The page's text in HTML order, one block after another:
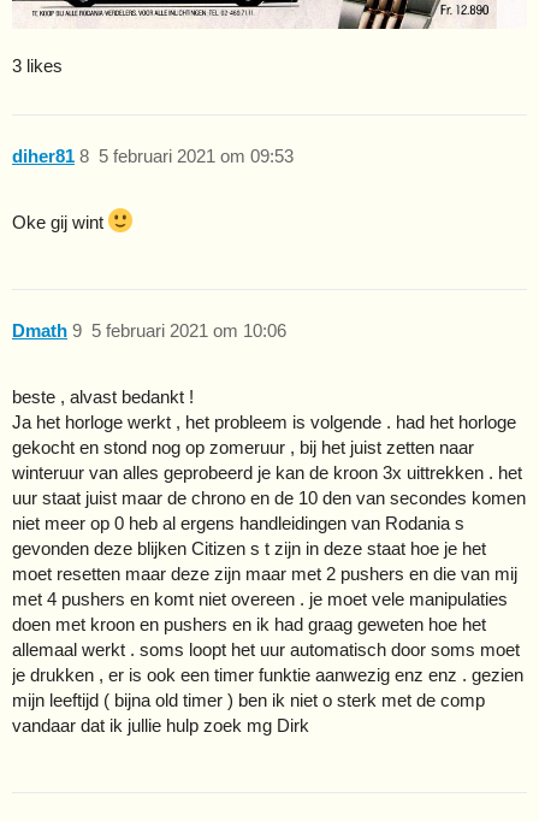
3 likes
diher81 5 februari 2021 om 09:53
8
Oke gij wint
Dmath 5 februari 2021 om 10:06
9
beste , alvast bedankt !
Ja het horloge werkt , het probleem is volgende . had het horloge
gekocht en stond nog op zomeruur , bij het juist zetten naar
winteruur van alles geprobeerd je kan de kroon 3x uittrekken . het
uur staat juist maar de chrono en de 10 den van secondes komen
niet meer op 0 heb al ergens handleidingen van Rodania s
gevonden deze blijken Citizen s t zijn in deze staat hoe je het
moet resetten maar deze zijn maar met 2 pushers en die van mij
met 4 pushers en komt niet overeen . je moet vele manipulaties
doen met kroon en pushers en ik had graag geweten hoe het
allemaal werkt . soms loopt het uur automatisch door soms moet
je drukken , er is ook een timer funktie aanwezig enz enz . gezien
mijn leeftijd ( bijna old timer ) ben ik niet o sterk met de comp
vandaar dat ik jullie hulp zoek mg Dirk